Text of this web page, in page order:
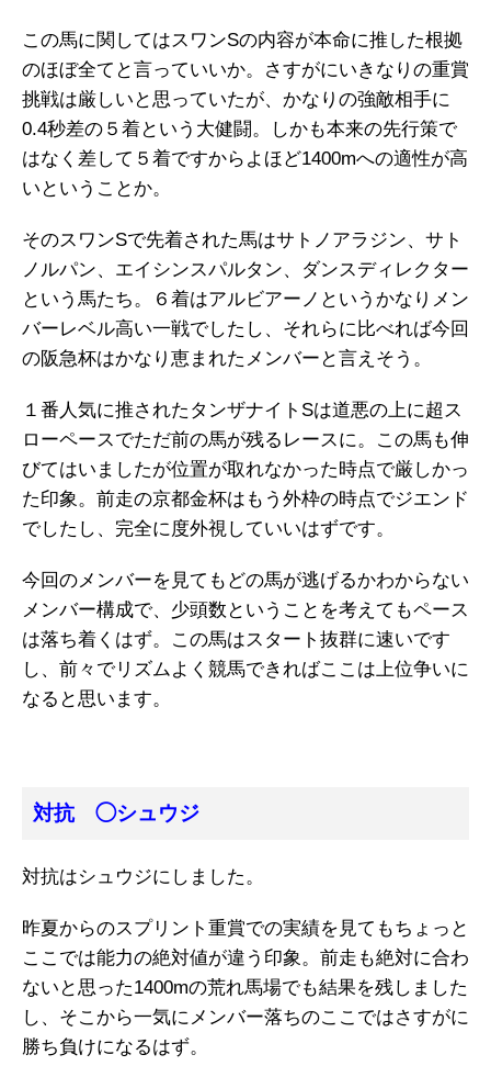
この馬に関してはスワンSの内容が本命に推した根拠
のほぼ全てと言っていいか。さすがにいきなりの重賞
挑戦は厳しいと思っていたが、かなりの強敵相手に
0.4秒差の５着という大健闘。しかも本来の先行策で
はなく差して５着ですからよほど1400mへの適性が高
いということか。
そのスワンSで先着された馬はサトノアラジン、サト
ノルパン、エイシンスパルタン、ダンスディレクター
という馬たち。６着はアルビアーノというかなりメン
バーレベル高い一戦でしたし、それらに比べれば今回
の阪急杯はかなり恵まれたメンバーと言えそう。
１番人気に推されたタンザナイトSは道悪の上に超ス
ローペースでただ前の馬が残るレースに。この馬も伸
びてはいましたが位置が取れなかった時点で厳しかっ
た印象。前走の京都金杯はもう外枠の時点でジエンド
でしたし、完全に度外視していいはずです。
今回のメンバーを見てもどの馬が逃げるかわからない
メンバー構成で、少頭数ということを考えてもペース
は落ち着くはず。この馬はスタート抜群に速いです
し、前々でリズムよく競馬できればここは上位争いに
なると思います。
対抗 ◯シュウジ
対抗はシュウジにしました。
昨夏からのスプリント重賞での実績を見てもちょっと
ここでは能力の絶対値が違う印象。前走も絶対に合わ
ないと思った1400mの荒れ馬場でも結果を残しました
し、そこから一気にメンバー落ちのここではさすがに
勝ち負けになるはず。